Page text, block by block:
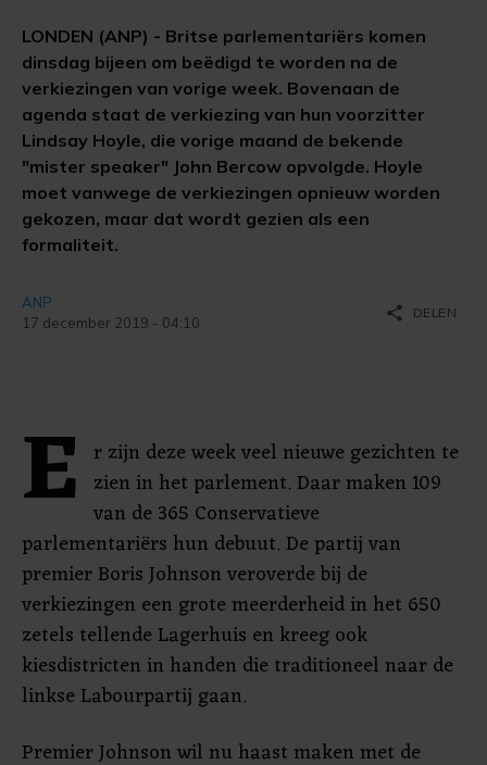
LONDEN (ANP) - Britse parlementariërs komen
dinsdag bijeen om beëdigd te worden na de
verkiezingen van vorige week. Bovenaan de
agenda staat de verkiezing van hun voorzitter
Lindsay Hoyle, die vorige maand de bekende
"mister speaker" John Bercow opvolgde. Hoyle
moet vanwege de verkiezingen opnieuw worden
gekozen, maar dat wordt gezien als een
formaliteit.
ANP
17 december 2019 - 04:10
share DELEN
E r zijn deze week veel nieuwe gezichten te
zien in het parlement. Daar maken 109
van de 365 Conservatieve
parlementariërs hun debuut. De partij van
premier Boris Johnson veroverde bij de
verkiezingen een grote meerderheid in het 650
zetels tellende Lagerhuis en kreeg ook
kiesdistricten in handen die traditioneel naar de
linkse Labourpartij gaan.
Premier Johnson wil nu haast maken met de